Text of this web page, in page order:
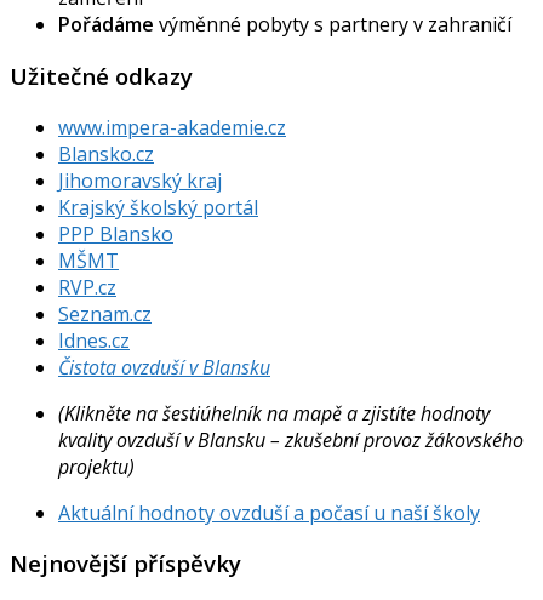
Pořádáme výměnné pobyty s partnery v zahraničí
Užitečné odkazy
www.impera-akademie.cz
Blansko.cz
Jihomoravský kraj
Krajský školský portál
PPP Blansko
MŠMT
RVP.cz
Seznam.cz
Idnes.cz
Čistota ovzduší v Blansku
(Klikněte na šestiúhelník na mapě a zjistíte hodnoty
kvality ovzduší v Blansku – zkušební provoz žákovského
projektu)
Aktuální hodnoty ovzduší a počasí u naší školy
Nejnovější příspěvky